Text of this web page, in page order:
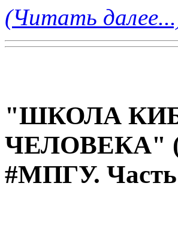
(Читать
"ШКОЛА
ЧЕЛОВЕКА"
#МПГУ.